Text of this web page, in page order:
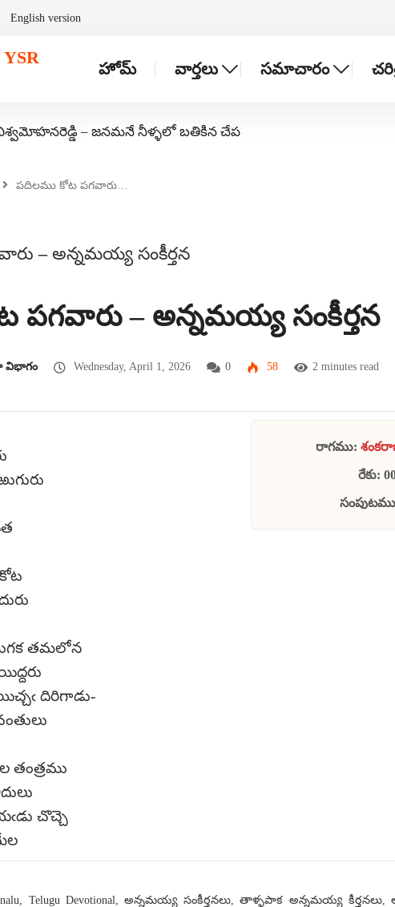
English version
హోమ్ వార్తలు సమాచారం
– జనమనే నీళ్ళలో బతికిన చేప
పదిలము కోట పగవారు…
పగవారు – అన్నమయ్య సంకీర్తన
విభాగం Wednesday, April 1, 2026 0 58 2 minutes read
తమలోన
దిరిగాడు-
తంత్రము
చొచ్చె
రాగము:
రేకు:
Telugu Devotional, అన్నమయ్య సంకీర్తనలు, తాళ్ళపాక అన్నమయ్య